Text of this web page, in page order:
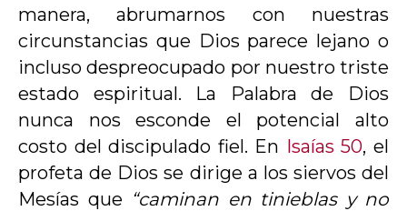
manera, abrumarnos con nuestras
circunstancias que Dios parece lejano o
incluso despreocupado por nuestro triste
estado espiritual. La Palabra de Dios
nunca nos esconde el potencial alto
costo del discipulado fiel. En Isaías 50, el
profeta de Dios se dirige a los siervos del
Mesías que “caminan en tinieblas y no